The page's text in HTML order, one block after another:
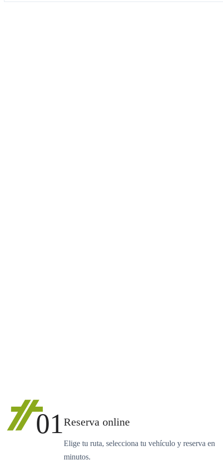
01Reserva online
Elige tu ruta, selecciona tu vehículo y reserva en
minutos.